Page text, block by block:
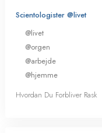
Scientologister @livet
@livet
@orgen
@arbejde
@hjemme
Hvordan Du Forbliver Rask